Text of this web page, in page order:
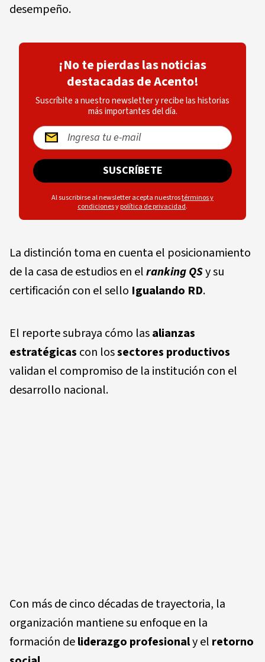
desempeño.
¡No te pierdas las noticias
destacadas de Acento!
Suscríbite a nuestro newsletter y recibe las historias
más importantes del día.
SUSCRÍBETE
Al suscribirse al newsletter acepta nuestrostérminos y
condicionesypolítica de privacidad.
La distinción toma en cuenta el posicionamiento
de la casa de estudios en elranking QSy su
certificación con el sello Igualando RD.
El reporte subraya cómo lasalianzas
estratégicas con lossectores productivos
validan el compromiso de la institución con el
desarrollo nacional.
Con más de cinco décadas de trayectoria, la
organización mantiene su enfoque en la
formación deliderazgo profesionaly el retorno